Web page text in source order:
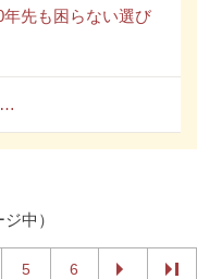
先も困らない選び
…
中）
5 6